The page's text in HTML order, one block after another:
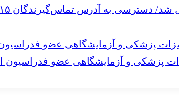
دسترسی به آدرس تماس‌گیرندگان ۱۱۵
پزشکی و آزمایشگاهی عضو فدراسیون